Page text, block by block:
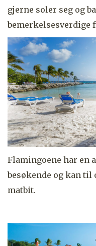
gjerne soler seg og
bemerkelsesverdige
Flamingoene har en
besøkende og kan til
matbit.